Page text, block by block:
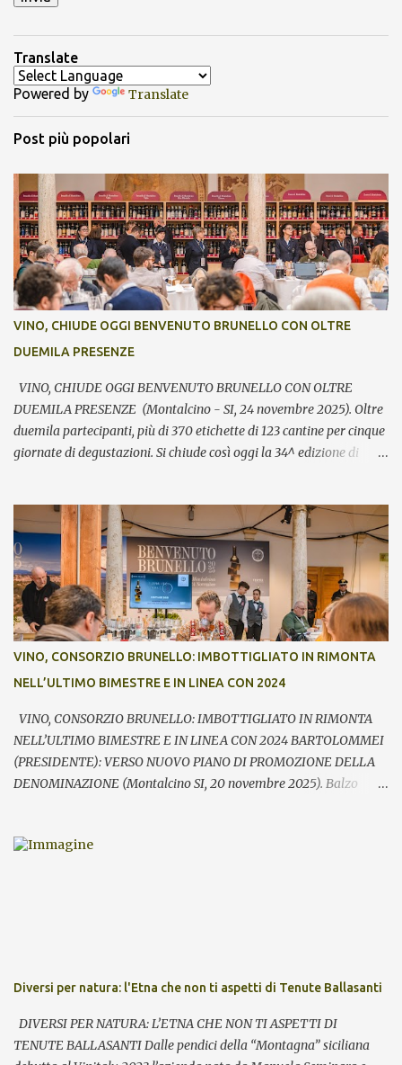
Translate
Powered by Translate
Post più popolari
VINO, CHIUDE OGGI BENVENUTO BRUNELLO CON OLTRE
DUEMILA PRESENZE
VINO, CHIUDE OGGI BENVENUTO BRUNELLO CON OLTRE
DUEMILA PRESENZE (Montalcino - SI, 24 novembre 2025). Oltre
duemila partecipanti, più di 370 etichette di 123 cantine per cinque
giornate di degustazioni. Si chiude così oggi la 34^ edizione di
Brunello di Montalcino. In assaggio nei calici, il millesimo 2021, la
Riserva 2020, il Rosso di Montalcino 2024 oltre agli altri due vini
della denominazione, il Moscadello e il Sant’Antimo, in debutto sui
mercati a partire dal 1° gennaio 2026. “Il format ibrido dell’evento
che ha visto prima la partecipazione di critica e stampa
internazionale e poi l’apertura dei banchi di assaggio al pubblico
ha registrato anche quest’anno un grande successo sia in termini di
visitatori che tra le aziende – commenta Giacomo Bartolommei,
presidente del Consorzio del vino Brunello di Montalcino -. Le
presenze ...
VINO, CONSORZIO BRUNELLO: IMBOTTIGLIATO IN RIMONTA
NELL’ULTIMO BIMESTRE E IN LINEA CON 2024
VINO, CONSORZIO BRUNELLO: IMBOTTIGLIATO IN RIMONTA
NELL’ULTIMO BIMESTRE E IN LINEA CON 2024 BARTOLOMMEI
(PRESIDENTE): VERSO NUOVO PIANO DI PROMOZIONE DELLA
DENOMINAZIONE (Montalcino SI, 20 novembre 2025). Balzo
precedente (-0,9%). Fondamentale – rileva il Consorzio del vino
dei contrassegni di Stato consegnati - sale quindi a 7,63 milioni di
pezzi imbottigliati, a fronte dei 7,69 milioni dello scorso anno.
Rilevante l’effetto traino della nuova annata, la 2021 protagonista
dell’anteprima di Montalcino, che entrerà in c...
Diversi per natura: l'Etna che non ti aspetti di Tenute Ballasanti
DIVERSI PER NATURA: L’ETNA CHE NON TI ASPETTI DI
TENUTE BALLASANTI Dalle pendici della “Montagna” siciliana